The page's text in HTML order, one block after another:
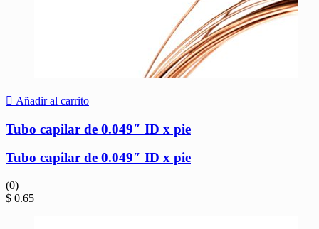
Añadir al carrito
Tubo capilar de 0.049″ ID x pie
Tubo capilar de 0.049″ ID x pie
(0)
$ 0.65